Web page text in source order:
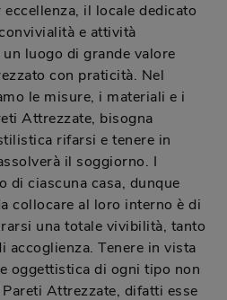
il locale dedicato
e attività
luogo di grande valore
con praticità. Nel
le misure, i materiali e i
Attrezzate, bisogna
rifarsi e tenere in
il soggiorno. I
di ciascuna casa, dunque
collocare al loro interno è di
una totale vivibilità, tanto
Tenere in vista
oggettistica di ogni tipo non
Attrezzate, difatti esse